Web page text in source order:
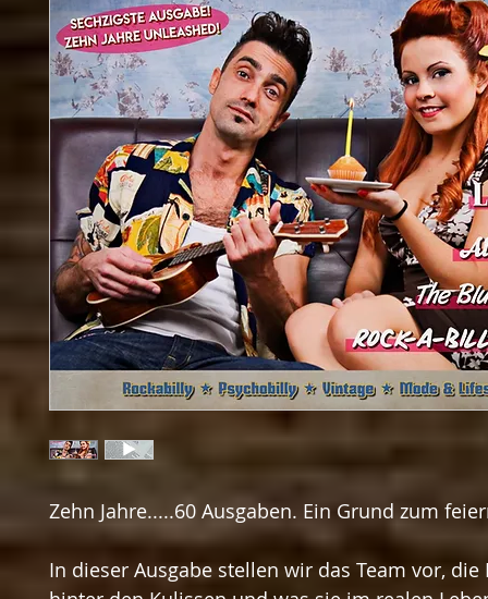
Zehn Jahre.....60 Ausgaben. Ein Grund zum
In dieser Ausgabe stellen wir das Team vor, die